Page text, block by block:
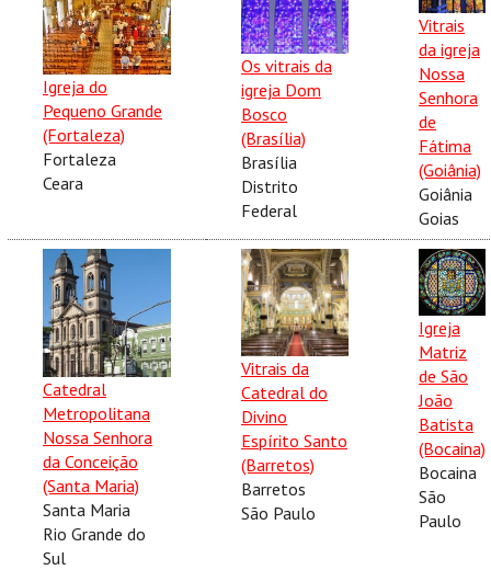
Igreja do
Pequeno Grande
(Fortaleza)
Fortaleza
Ceara
Os vitrais da
igreja Dom
Bosco
(Brasília)
Brasília
Distrito
Federal
Vitrais
da igreja
Nossa
Senhora
de
Fátima
(Goiânia)
Goiânia
Goias
Catedral
Metropolitana
Nossa Senhora
da Conceição
(Santa Maria)
Santa Maria
Rio Grande do
Sul
Vitrais da
Catedral do
Divino
Espírito Santo
(Barretos)
Barretos
São Paulo
Igreja
Matriz
de São
João
Batista
(Bocaina)
Bocaina
São
Paulo